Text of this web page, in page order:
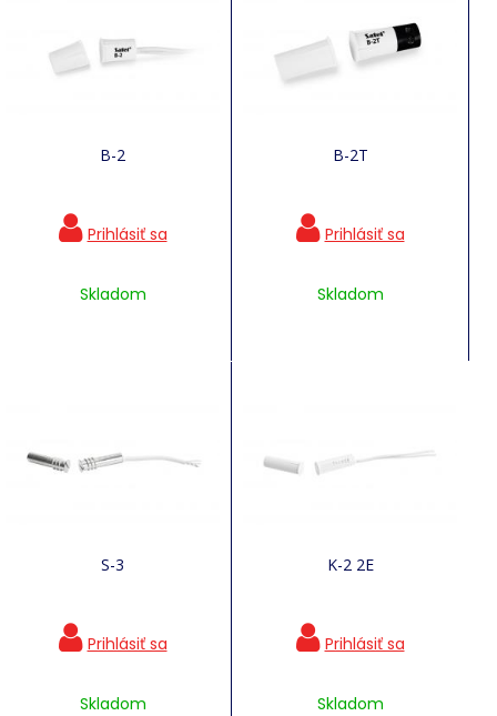
B-2
Skladom
B-2T
Skladom
S-3
Skladom
K-2 2E
Skladom